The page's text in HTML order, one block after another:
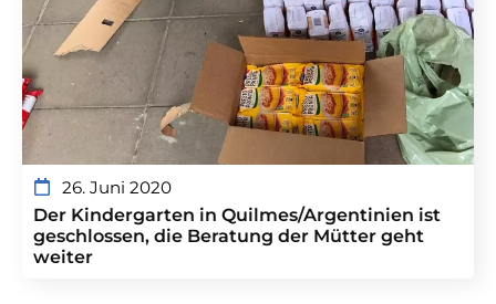
26. Juni 2020
Der Kindergarten in Quilmes/Argentinien ist
geschlossen, die Beratung der Mütter geht
weiter